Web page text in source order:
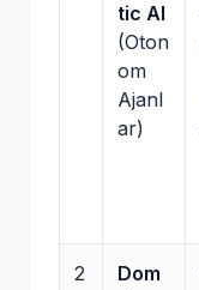
tic AI
(Oton
om
Ajanl
ar)
2
Dom